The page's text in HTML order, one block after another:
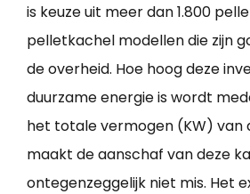
is keuze uit meer dan 1.800
pelletkachel modellen die zijn
de overheid. Hoe hoog deze
duurzame energie is wordt
het totale vermogen (KW) van
maakt de aanschaf van deze
ontegenzeggelijk niet mis. Het